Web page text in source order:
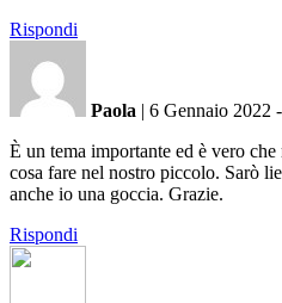
Rispondi
Paola | 6 Gennaio 2022
È un tema importante ed è vero
cosa fare nel nostro piccolo. Sarò
anche io una goccia. Grazie.
Rispondi